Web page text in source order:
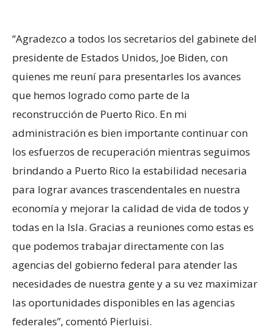
“Agradezco a todos los secretarios del gabinete del
presidente de Estados Unidos, Joe Biden, con
quienes me reuní para presentarles los avances
que hemos logrado como parte de la
reconstrucción de Puerto Rico. En mi
administración es bien importante continuar con
los esfuerzos de recuperación mientras seguimos
brindando a Puerto Rico la estabilidad necesaria
para lograr avances trascendentales en nuestra
economía y mejorar la calidad de vida de todos y
todas en la Isla. Gracias a reuniones como estas es
que podemos trabajar directamente con las
agencias del gobierno federal para atender las
necesidades de nuestra gente y a su vez maximizar
las oportunidades disponibles en las agencias
federales”, comentó Pierluisi.